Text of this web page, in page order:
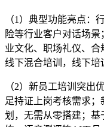
（1）典型功能亮点：
险等行业客户对话场
业文化、职场礼仪、
线下混合培训，线下培
（2）新员工培训突出
足持证上岗考核需求
划，无需从零搭建；